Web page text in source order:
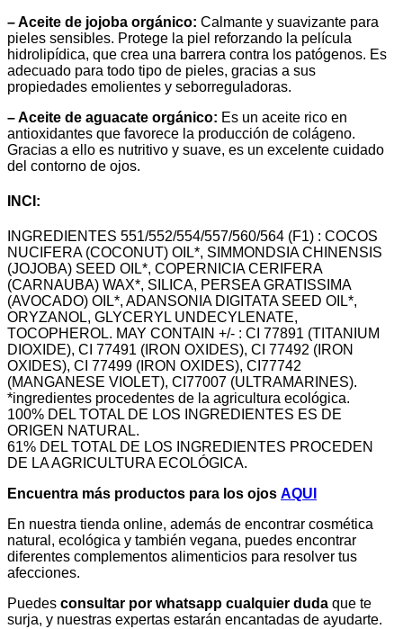
– Aceite de jojoba orgánico: Calmante y suavizante para
pieles sensibles. Protege la piel reforzando la película
hidrolipídica, que crea una barrera contra los patógenos. Es
adecuado para todo tipo de pieles, gracias a sus
propiedades emolientes y seborreguladoras.
– Aceite de aguacate orgánico: Es un aceite rico en
antioxidantes que favorece la producción de colágeno.
Gracias a ello es nutritivo y suave, es un excelente cuidado
del contorno de ojos.
INCI:
INGREDIENTES 551/552/554/557/560/564 (F1) : COCOS
NUCIFERA (COCONUT) OIL*, SIMMONDSIA CHINENSIS
(JOJOBA) SEED OIL*, COPERNICIA CERIFERA
(CARNAUBA) WAX*, SILICA, PERSEA GRATISSIMA
(AVOCADO) OIL*, ADANSONIA DIGITATA SEED OIL*,
ORYZANOL, GLYCERYL UNDECYLENATE,
TOCOPHEROL. MAY CONTAIN +/- : CI 77891 (TITANIUM
DIOXIDE), CI 77491 (IRON OXIDES), CI 77492 (IRON
OXIDES), CI 77499 (IRON OXIDES), CI77742
(MANGANESE VIOLET), CI77007 (ULTRAMARINES).
*ingredientes procedentes de la agricultura ecológica.
100% DEL TOTAL DE LOS INGREDIENTES ES DE
ORIGEN NATURAL.
61% DEL TOTAL DE LOS INGREDIENTES PROCEDEN
DE LA AGRICULTURA ECOLÓGICA.
Encuentra más productos para los ojos AQUI
En nuestra tienda online, además de encontrar cosmética
natural, ecológica y también vegana, puedes encontrar
diferentes complementos alimenticios para resolver tus
afecciones.
Puedes consultar por whatsapp cualquier duda que te
surja, y nuestras expertas estarán encantadas de ayudarte.